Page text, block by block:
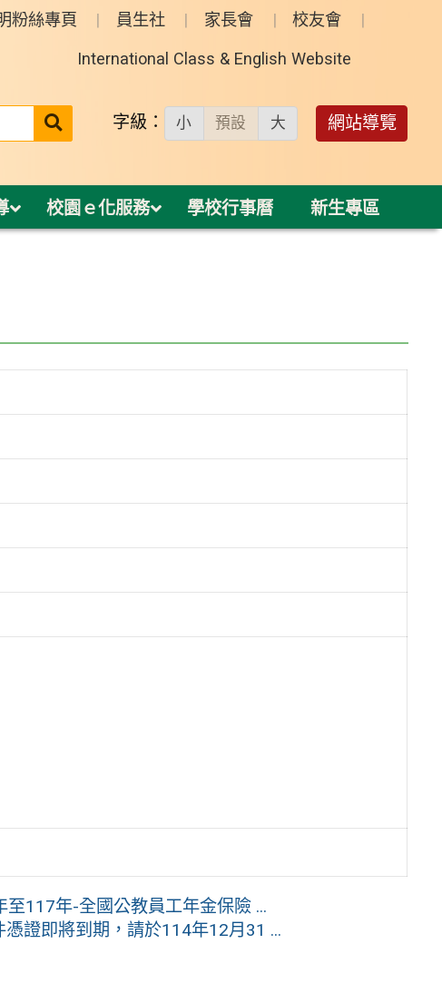
粉絲專頁 員生社 家長會 校友會
International Class & English Website
送出 字級： 小 預設 大 網站導覽
校園ｅ化服務 學校行事曆 新生專區
117年-全國公教員工年金保險 ...
證即將到期，請於114年12月31 ...